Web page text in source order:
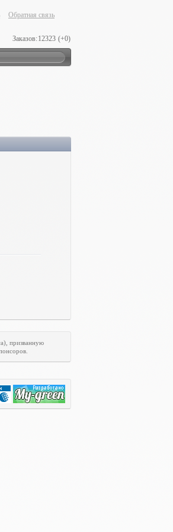
Обратная связь
Заказов:12323 (+0)
), призванную